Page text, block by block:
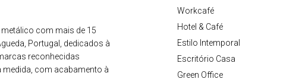
com mais de 15
Portugal, dedicados à
reconhecidas
com acabamento à
Workcafé
Hotel & Café
Estilo Intemporal
Escritório Casa
Green Office